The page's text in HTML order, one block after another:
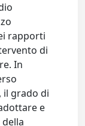
rapporti
di
In
il grado di
e